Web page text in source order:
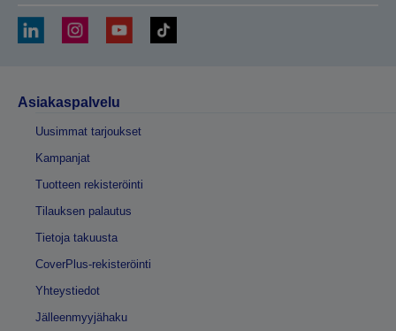
Asiakaspalvelu
Uusimmat tarjoukset
Kampanjat
Tuotteen rekisteröinti
Tilauksen palautus
Tietoja takuusta
CoverPlus-rekisteröinti
Yhteystiedot
Jälleenmyyjähaku